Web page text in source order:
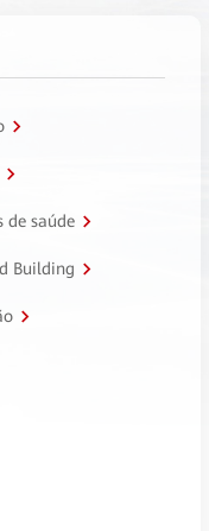
de saúde
Building